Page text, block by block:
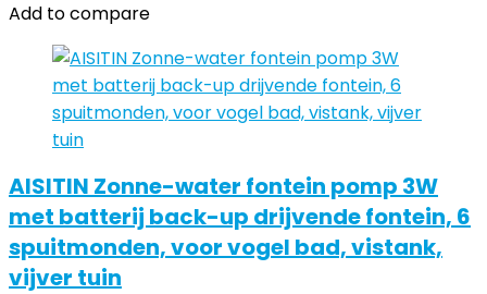
Add to compare
AISITIN Zonne-water fontein pomp 3W
met batterij back-up drijvende fontein, 6
spuitmonden, voor vogel bad, vistank,
vijver tuin